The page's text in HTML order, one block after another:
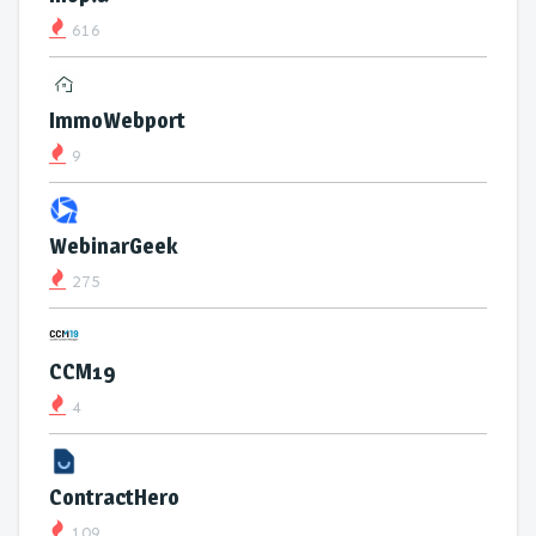
616
ImmoWebport
9
WebinarGeek
275
CCM19
4
ContractHero